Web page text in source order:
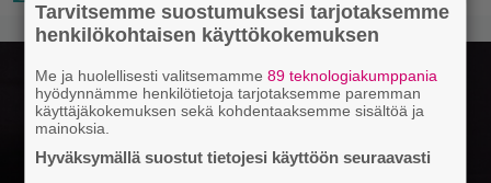
Tarvitsemme suostumuksesi tarjotaksemme
henkilökohtaisen käyttökokemuksen
Me ja huolellisesti valitsemamme89 teknologiakumppania
hyödynnämme henkilötietoja tarjotaksemme paremman
käyttäjäkokemuksen sekä kohdentaaksemme sisältöä ja
mainoksia.
Hyväksymällä suostut tietojesi käyttöön seuraavasti